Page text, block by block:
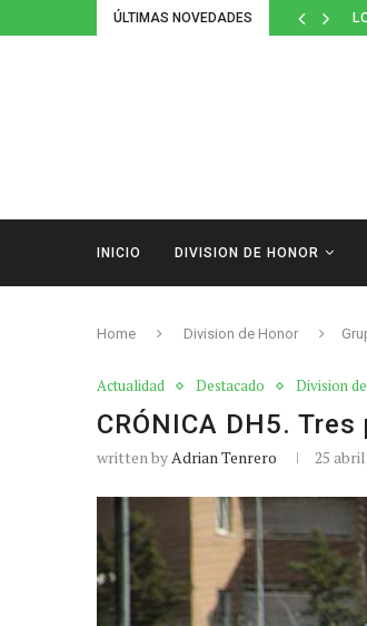
ÚLTIMAS NOVEDADES
INICIO DIVISION DE HONOR
Home Division de Honor
Actualidad Destacado Division
CRÓNICA DH5.
written byAdrian Tenrero 25